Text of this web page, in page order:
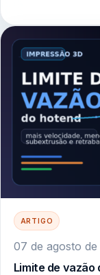
ARTIGO
07 de agosto de
Limite de